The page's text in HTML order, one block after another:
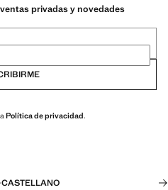
privadas y novedades
Política de privacidad.
CASTELLANO